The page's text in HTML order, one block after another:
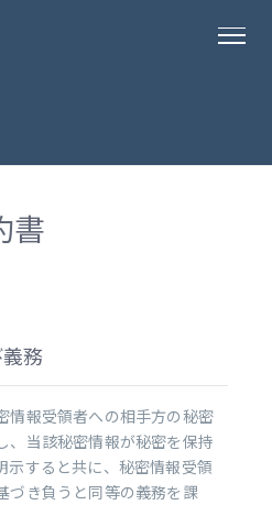
書
務
報受領者への相手方の秘密
、当該秘密情報が秘密を保持
示すると共に、秘密情報受領
づき負うと同等の義務を課